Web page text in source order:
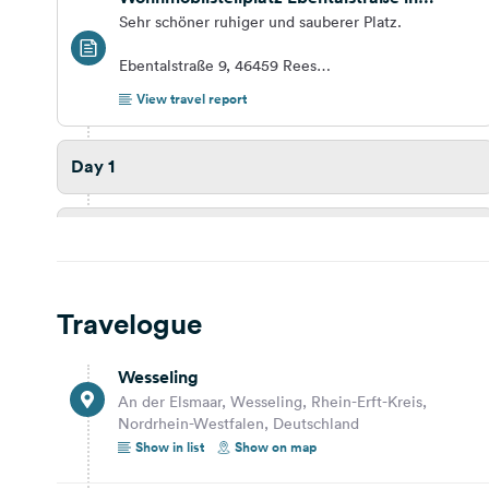
Rees
Sehr schöner ruhiger und sauberer Platz.
Ebentalstraße 9, 46459 Rees
info@stadt-rees.de
View travel report
Day 1
Kevelaer
Nordrhein-Westfalen, Deutschland
Show on map
Travelogue
Wesseling
An der Elsmaar, Wesseling, Rhein-Erft-Kreis,
Nordrhein-Westfalen, Deutschland
Show in list
Show on map